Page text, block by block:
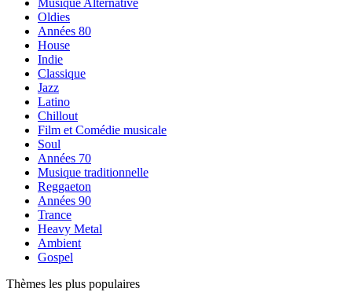
Musique Alternative
Oldies
Années 80
House
Indie
Classique
Jazz
Latino
Chillout
Film et Comédie musicale
Soul
Années 70
Musique traditionnelle
Reggaeton
Années 90
Trance
Heavy Metal
Ambient
Gospel
Thèmes les plus populaires